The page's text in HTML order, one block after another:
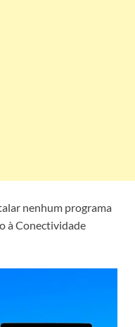
nenhum programa
à Conectividade